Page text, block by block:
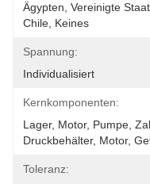
Ägypten, Vereinigte
Chile, Keines
Spannung:
Individualisiert
Kernkomponenten:
Lager, Motor, Pumpe,
Druckbehälter, Motor,
Toleranz: